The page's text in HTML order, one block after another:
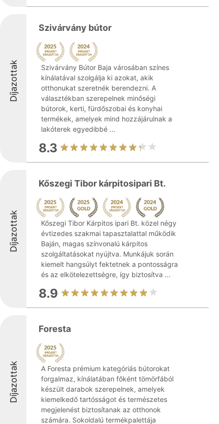
Díjazottak
Szivárvány bútor
Szivárvány Bútor Baja városában színes
kínálatával szolgálja ki azokat, akik
otthonukat szeretnék berendezni. A
választékban szerepelnek minőségi
bútorok, kerti, fürdőszobai és konyhai
termékek, amelyek mind hozzájárulnak a
lakóterek egyedibbé ...
8.3
Díjazottak
Kőszegi Tibor kárpitosipari Bt.
Kőszegi Tibor Kárpitos ipari Bt. közel négy
évtizedes szakmai tapasztalattal működik
Baján, magas színvonalú kárpitos
szolgáltatásokat nyújtva. Munkájuk során
kiemelt hangsúlyt fektetnek a pontosságra
és az elkötelezettségre, így biztosítva ...
8.9
Díjazottak
Foresta
A Foresta prémium kategóriás bútorokat
forgalmaz, kínálatában főként tömörfából
készült darabok szerepelnek, amelyek
kiemelkedő tartósságot és természetes
megjelenést biztosítanak az otthonok
számára. Sokoldalú termékpalettája